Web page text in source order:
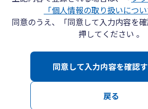
「個人情報の取り扱いについ
同意のうえ、「同意して入力内容を
押してください 。
戻る
同意して入力内容を確認